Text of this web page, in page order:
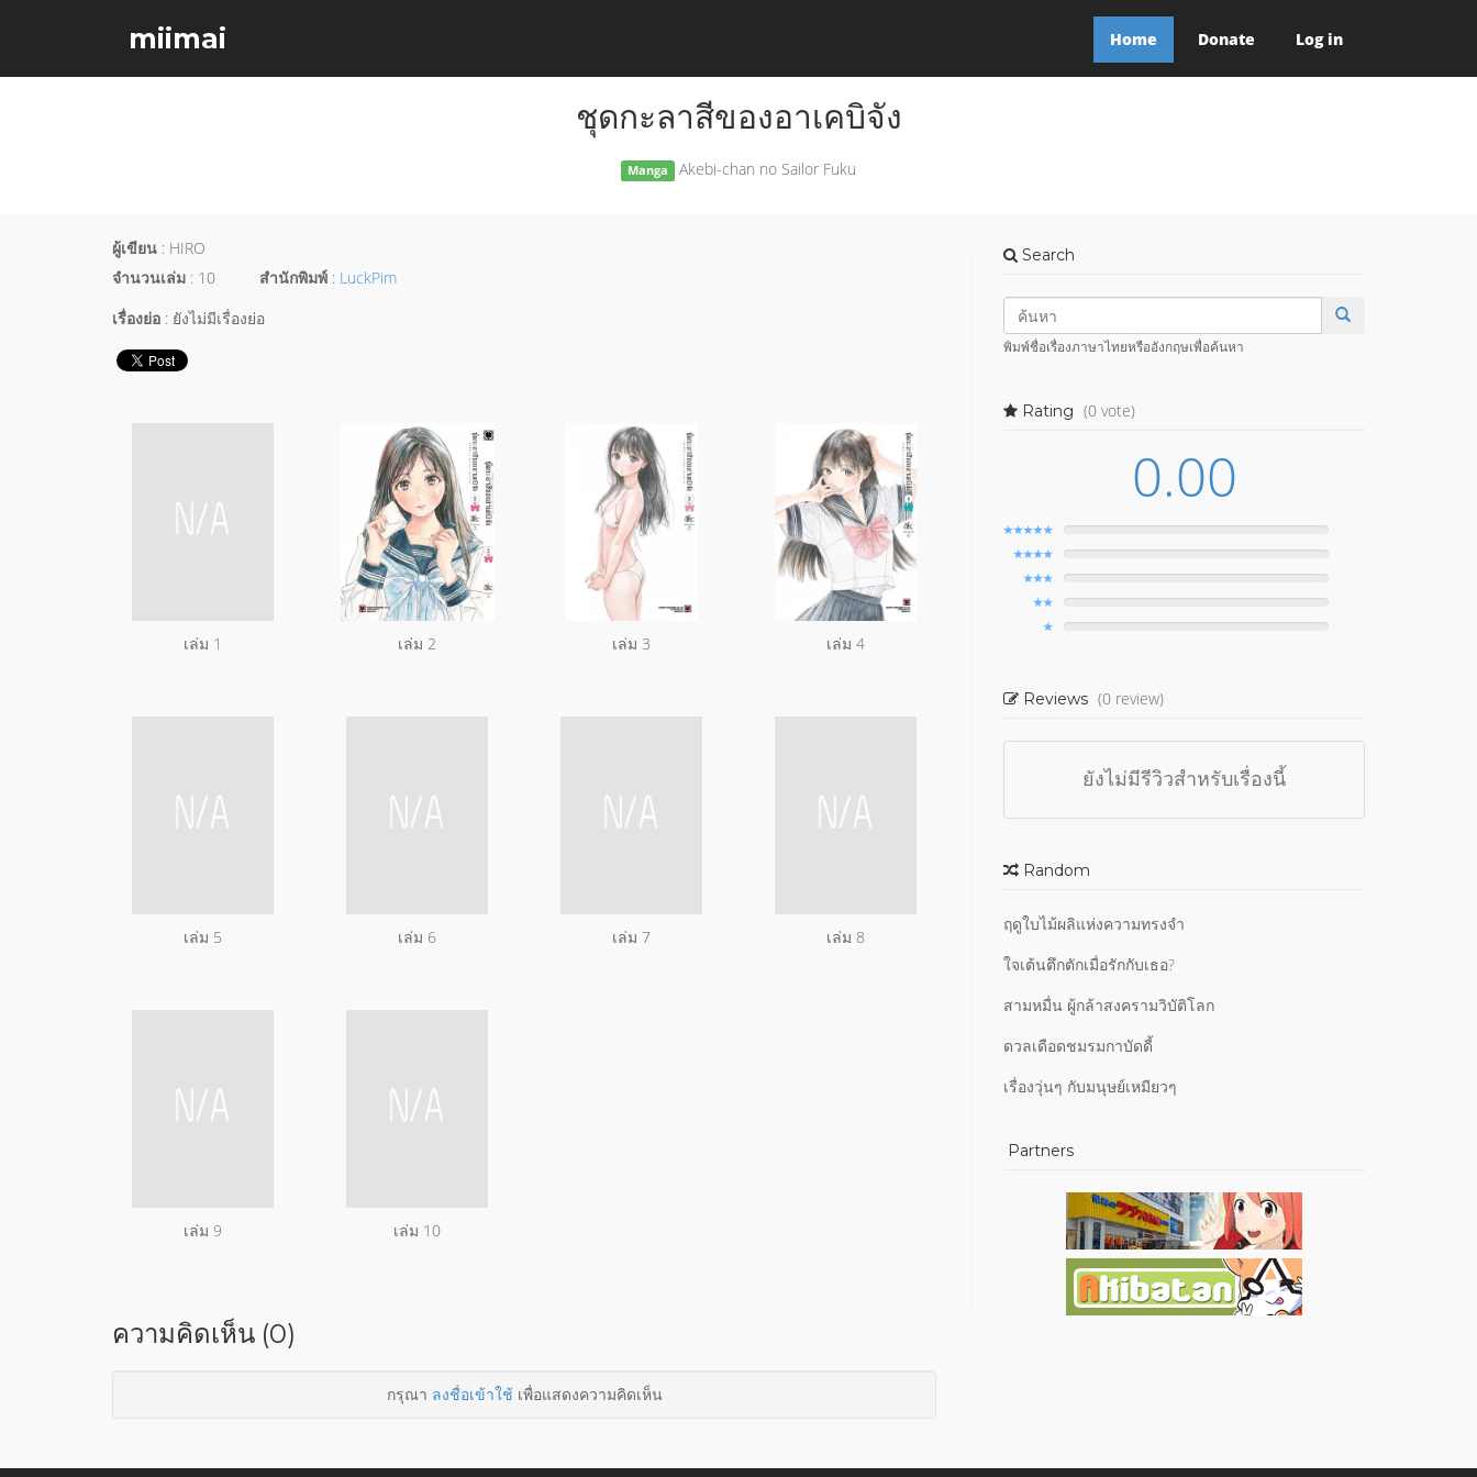
miimai Home Donate Log in
ชุดกะลาสีของอาเคบิจัง
Manga Akebi-chan no Sailor Fuku
ผู้เขียน : HIRO
จำนวนเล่ม : 10 สำนักพิมพ์ : LuckPim
เรื่องย่อ : ยังไม่มีเรื่องย่อ
เล่ม 1 เล่ม 2 เล่ม 3 เล่ม 4
เล่ม 5 เล่ม 6 เล่ม 7 เล่ม 8
เล่ม 9 เล่ม 10
ความคิดเห็น (0)
กรุณา ลงชื่อเข้าใช้เพื่อแสดงความคิดเห็น
Search
พิมพ์ชื่อเรื่องภาษาไทยหรืออังกฤษเพื่อค้นหา
Rating (0 vote)
0.00
Reviews (0 review)
ยังไม่มีรีวิวสำหรับเรื่องนี้
Random
ฤดูใบไม้ผลิแห่งความทรงจำ
ใจเต้นตึกตักเมื่อรักกับเธอ?
สามหมื่น ผู้กล้าสงครามวิบัติโลก
ดวลเดือดชมรมกาบัดดี้
เรื่องวุ่นๆ กับมนุษย์เหมียวๆ
Partners